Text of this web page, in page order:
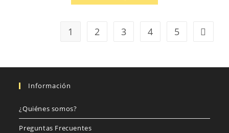
1 2 3 4 5
Información
¿Quiénes somos?
Preguntas Frecuentes